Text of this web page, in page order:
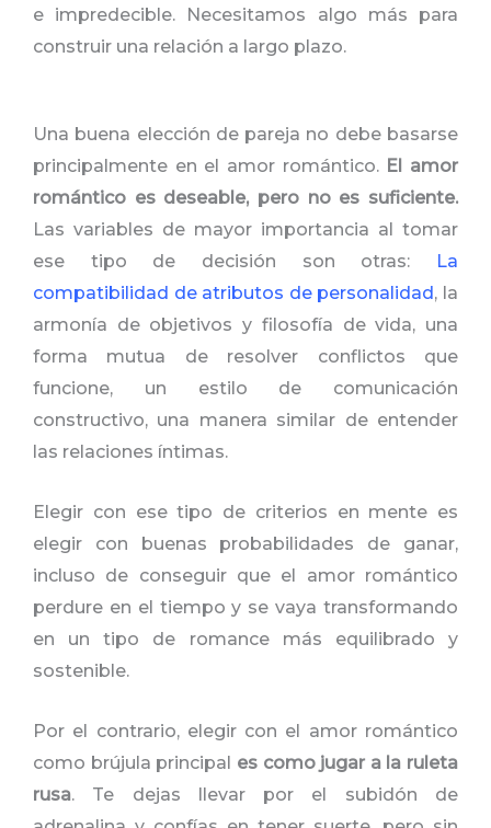
e impredecible. Necesitamos algo más para
construir una relación a largo plazo.
Una buena elección de pareja no debe basarse
principalmente en el amor romántico. El amor
romántico es deseable, pero no es suficiente.
Las variables de mayor importancia al tomar
ese tipo de decisión son otras:
La
compatibilidad de atributos de personalidad , la
armonía de objetivos y filosofía de vida, una
forma mutua de resolver conflictos que
funcione, un estilo de comunicación
constructivo, una manera similar de entender
las relaciones íntimas.
Elegir con ese tipo de criterios en mente es
elegir con buenas probabilidades de ganar,
incluso de conseguir que el amor romántico
perdure en el tiempo y se vaya transformando
en un tipo de romance más equilibrado y
sostenible.
Por el contrario, elegir con el amor romántico
como brújula principal es como jugar a la ruleta
rusa. Te dejas llevar por el subidón de